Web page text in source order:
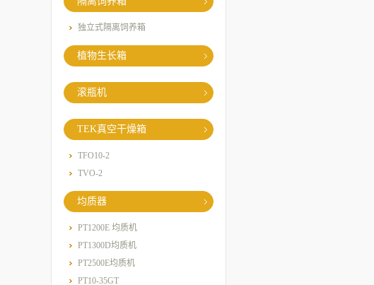
独立式隔离饲养箱
植物生长箱
滚瓶机
TEK真空干燥箱
TFO10-2
TVO-2
均质器
PT1200E 均质机
PT1300D均质机
PT2500E均质机
PT10-35GT